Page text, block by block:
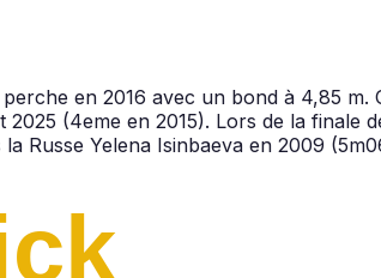
en 2016 avec un bond à 4,85
2025 (4eme en 2015). Lors de la
Russe Yelena Isinbaeva en 2009